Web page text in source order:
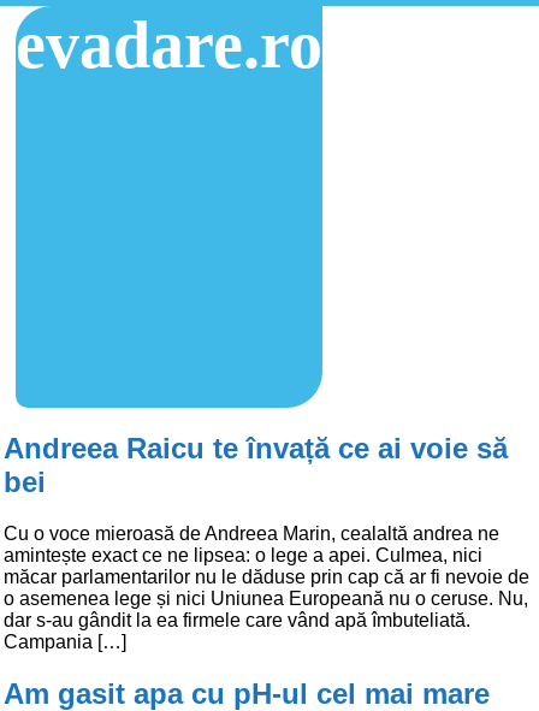
evadare.ro
Andreea Raicu te învață ce ai voie să
bei
Cu o voce mieroasă de Andreea Marin, cealaltă andrea ne
amintește exact ce ne lipsea: o lege a apei. Culmea, nici
măcar parlamentarilor nu le dăduse prin cap că ar fi nevoie de
o asemenea lege și nici Uniunea Europeană nu o ceruse. Nu,
dar s-au gândit la ea firmele care vând apă îmbuteliată.
Campania […]
Am gasit apa cu pH-ul cel mai mare